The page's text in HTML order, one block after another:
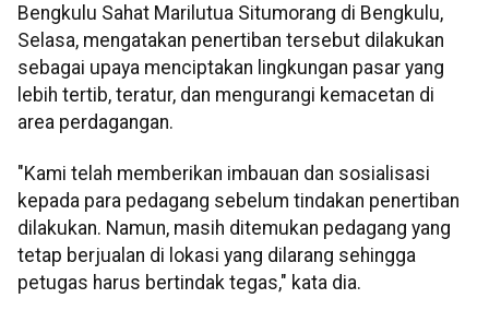
Bengkulu Sahat Marilutua Situmorang di Bengkulu,
Selasa, mengatakan penertiban tersebut dilakukan
sebagai upaya menciptakan lingkungan pasar yang
lebih tertib, teratur, dan mengurangi kemacetan di
area perdagangan.
"Kami telah memberikan imbauan dan sosialisasi
kepada para pedagang sebelum tindakan penertiban
dilakukan. Namun, masih ditemukan pedagang yang
tetap berjualan di lokasi yang dilarang sehingga
petugas harus bertindak tegas," kata dia.